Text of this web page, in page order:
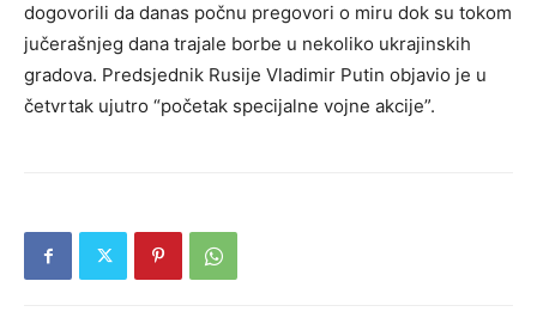
dogovorili da danas počnu pregovori o miru dok su tokom
jučerašnjeg dana trajale borbe u nekoliko ukrajinskih
gradova. Predsjednik Rusije Vladimir Putin objavio je u
četvrtak ujutro “početak specijalne vojne akcije”.